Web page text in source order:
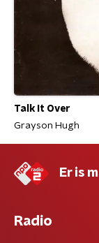
Talk It Over
Grayson Hugh
Er is
Radio